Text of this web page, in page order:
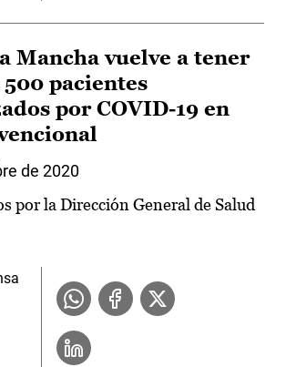
Mancha vuelve a tener
pacientes
por COVID-19 en
de 2020
por la Dirección General de Salud